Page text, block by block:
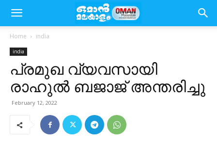
Home india
india
പ്രമുഖ വ്യവസായി
രാഹുൽ ബജാജ് അന്തരിച്ചു
February 12, 2022